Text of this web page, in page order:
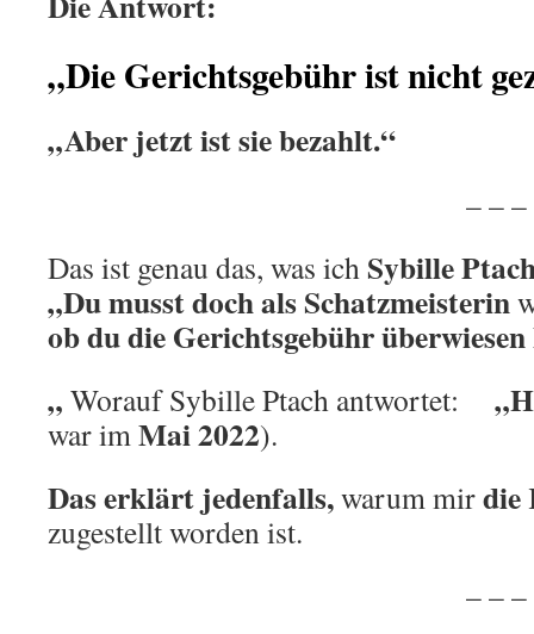
„Die Gerichtsgebühr ist nicht
„Aber jetzt ist sie bezahlt.“
– – – – –
Das ist genau das, was ich Sybille
„Du musst doch als Schatzmeisterin
ob du die Gerichtsgebühr
„ Worauf Sybille Ptach antwortet:
war imMai 2022).
Das erklärt jedenfalls,warum mirdie
zugestellt worden ist.
– – – – –